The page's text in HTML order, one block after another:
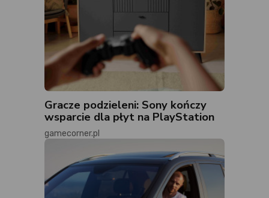
Gracze podzieleni: Sony kończy
wsparcie dla płyt na PlayStation
gamecorner.pl